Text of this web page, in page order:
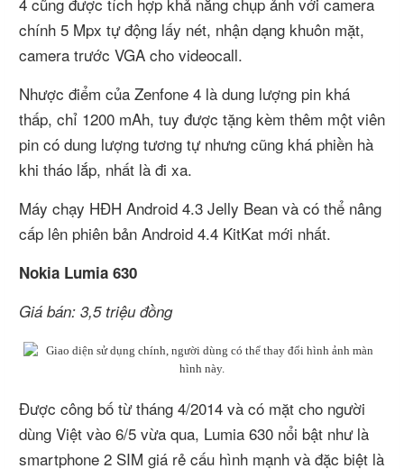
chính 5 Mpx tự động lấy nét, nhận dạng khuôn mặt,
camera trước VGA cho videocall.
Nhược điểm của Zenfone 4 là dung lượng pin khá
thấp, chỉ 1200 mAh, tuy được tặng kèm thêm một viên
pin có dung lượng tương tự nhưng cũng khá phiền hà
khi tháo lắp, nhất là đi xa.
Máy chạy HĐH Android 4.3 Jelly Bean và có thể nâng
cấp lên phiên bản Android 4.4 KitKat mới nhất.
Nokia Lumia 630
Giá bán: 3,5 triệu đồng
Được công bố từ tháng 4/2014 và có mặt cho người
dùng Việt vào 6/5 vừa qua, Lumia 630 nổi bật như là
smartphone 2 SIM giá rẻ cấu hình mạnh và đặc biệt là